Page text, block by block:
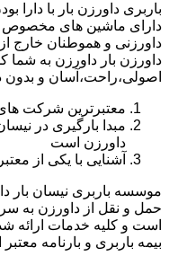
باربری داورزن بار با
دارای ماشین های مخصوص
داورزنی و هموطنان خارج از
داورزن بار داورزن به
اصولی،راحت،آسان و بدون
معتبرترین شرکت
مبدا بارگیری در
داورزن است
آشنایی با یکی از
موسسه باربری نیسان بار
حمل و نقل از داورزن به
است و کلیه خدمات
بیمه باربری و بارنامه